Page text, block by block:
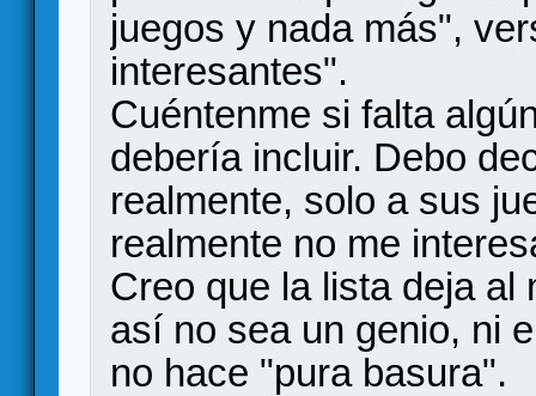
juegos y nada más",
interesantes".
Cuéntenme si falta
debería incluir. Debo
realmente, solo a sus
realmente no me
Creo que la lista deja al
así no sea un genio, ni
no hace "pura basura".